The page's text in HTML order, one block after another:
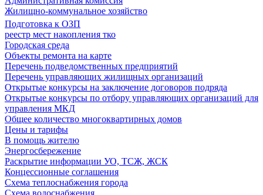
Жилищно-коммунальное хозяйство
Подготовка к ОЗП
реестр мест накопления тко
Городская среда
Объекты ремонта на карте
Перечень подведомственных предприятий
Перечень управляющих жилищных организаций
Открытые конкурсы на заключение договоров подряда
Открытые конкурсы по отбору управляющих организаций для
управления МКД
Общее количество многоквартирных домов
Цены и тарифы
В помощь жителю
Энергосбережение
Раскрытие информации УО, ТСЖ, ЖСК
Концессионные соглашения
Схема теплоснабжения города
Схема водоснабжения